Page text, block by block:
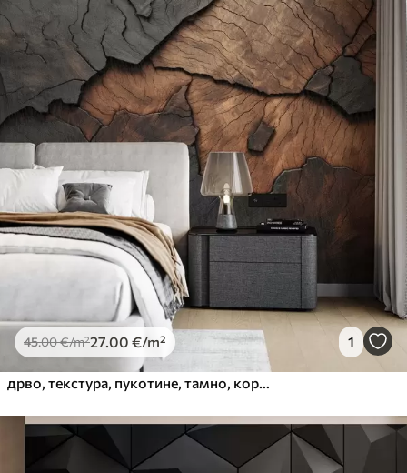
45.00€/m²27 .00 €/m² 1